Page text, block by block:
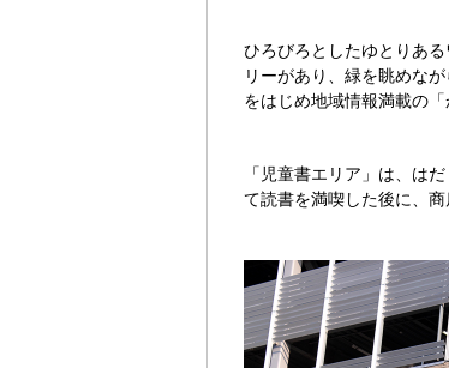
ひろびろとしたゆとりあ
リーがあり、緑を眺めな
をはじめ地域情報満載の
「児童書エリア」は、は
て読書を満喫した後に、